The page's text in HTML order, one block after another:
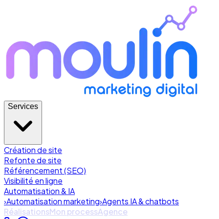
Services
Création de site
Refonte de site
Référencement (SEO)
Visibilité en ligne
Automatisation & IA
›Automatisation marketing›Agents IA & chatbots
RéalisationsMon processAgence